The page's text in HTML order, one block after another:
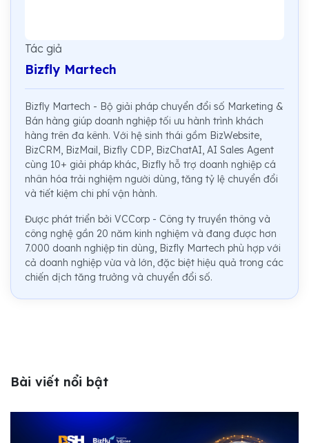
Tác giả
Bizfly Martech
Bizfly Martech - Bộ giải pháp chuyển đổi số Marketing &
Bán hàng giúp doanh nghiệp tối ưu hành trình khách
hàng trên đa kênh. Với hệ sinh thái gồm BizWebsite,
BizCRM, BizMail, Bizfly CDP, BizChatAI, AI Sales Agent
cùng 10+ giải pháp khác, Bizfly hỗ trợ doanh nghiệp cá
nhân hóa trải nghiệm người dùng, tăng tỷ lệ chuyển đổi
và tiết kiệm chi phí vận hành.
Được phát triển bởi VCCorp - Công ty truyền thông và
công nghệ gần 20 năm kinh nghiệm và đang được hơn
7.000 doanh nghiệp tin dùng, Bizfly Martech phù hợp với
cả doanh nghiệp vừa và lớn, đặc biệt hiệu quả trong các
chiến dịch tăng trưởng và chuyển đổi số.
Bài viết nổi bật